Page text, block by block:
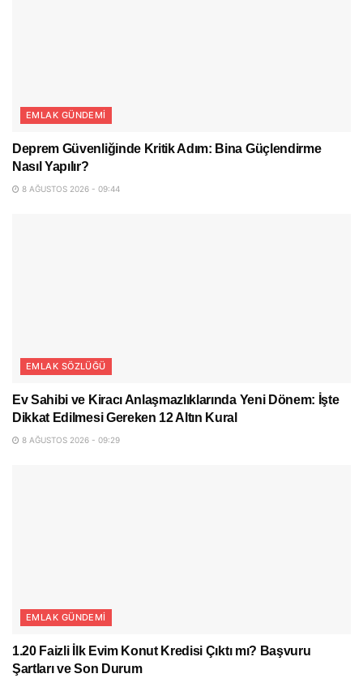
EMLAK GÜNDEMI
Deprem Güvenliğinde Kritik Adım: Bina Güçlendirme
Nasıl Yapılır?
8 AĞUSTOS 2026 - 09:44
EMLAK SÖZLÜĞÜ
Ev Sahibi ve Kiracı Anlaşmazlıklarında Yeni Dönem: İşte
Dikkat Edilmesi Gereken 12 Altın Kural
8 AĞUSTOS 2026 - 09:29
EMLAK GÜNDEMI
1.20 Faizli İlk Evim Konut Kredisi Çıktı mı? Başvuru
Şartları ve Son Durum